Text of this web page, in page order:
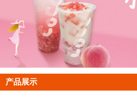
产品展示